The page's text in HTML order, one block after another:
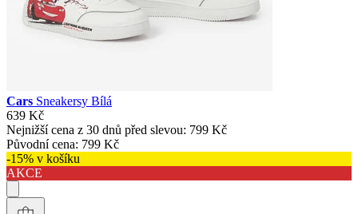
Cars Sneakersy Bílá
639 Kč
Nejnižší cena z 30 dnů před slevou: 799 Kč
Původní cena: 799 Kč
-15% v košíku
AKCE